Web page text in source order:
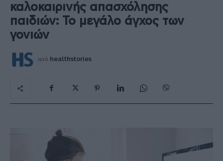
καλοκαιρινής απασχόλησης
παιδιών: Το μεγάλο άγχος των
γονιών
από healthstories